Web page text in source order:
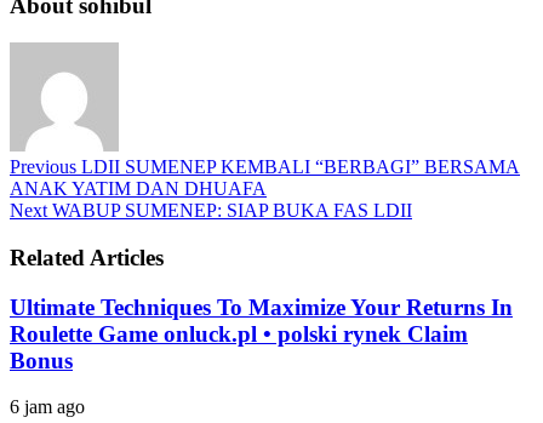
About sohibul
Previous LDII SUMENEP KEMBALI “BERBAGI” BERSAMA
ANAK YATIM DAN DHUAFA
Next WABUP SUMENEP: SIAP BUKA FAS LDII
Related Articles
Ultimate Techniques To Maximize Your Returns In
Roulette Game onluck.pl • polski rynek Claim
Bonus
6 jam ago